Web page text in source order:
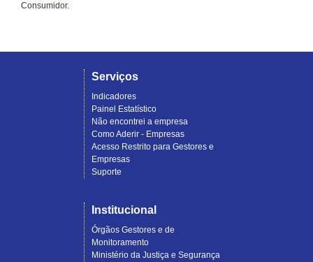
Consumidor.
Serviços
Indicadores
Painel Estatístico
Não encontrei a empresa
Como Aderir - Empresas
Acesso Restrito para Gestores e
Empresas
Suporte
Institucional
Órgãos Gestores e de
Monitoramento
Ministério da Justiça e Segurança